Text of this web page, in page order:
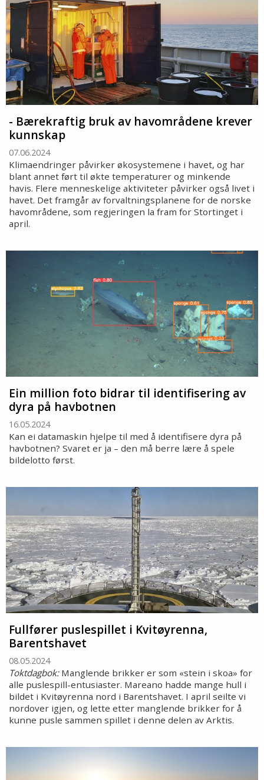
- Bærekraftig bruk av havområdene krever
kunnskap
07.06.2024
Klimaendringer påvirker økosystemene i havet, og har
blant annet ført til økte temperaturer og minkende
havis. Flere menneskelige aktiviteter påvirker også livet i
havet. Det framgår av forvaltningsplanene for de norske
havområdene, som regjeringen la fram for Stortinget i
april.
Ein million foto bidrar til identifisering av
dyra på havbotnen
16.05.2024
Kan ei datamaskin hjelpe til med å identifisere dyra på
havbotnen? Svaret er ja – den må berre lære å spele
bildelotto først.
Fullfører puslespillet i Kvitøyrenna,
Barentshavet
08.05.2024
Toktdagbok:Manglende brikker er som «stein i skoa» for
alle puslespill-entusiaster. Mareano hadde mange hull i
bildet i Kvitøyrenna nord i Barentshavet. I april seilte vi
nordover igjen, og lette etter manglende brikker for å
kunne pusle sammen spillet i denne delen av Arktis.